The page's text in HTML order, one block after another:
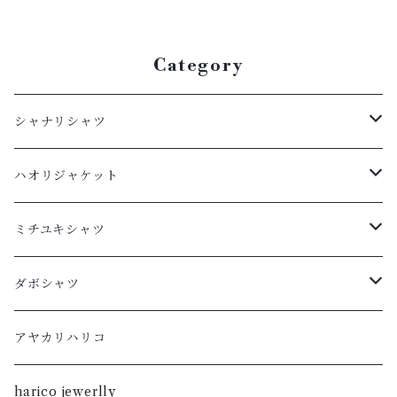
Category
シャナリシャツ
長袖
XL
L
半袖
XL
L
ハオリジャケット
L
M
S
ミチユキシャツ
L
M
S
ダボシャツ
柿渋
XL
暮染
アヤカリハリコ
harico jewerlly